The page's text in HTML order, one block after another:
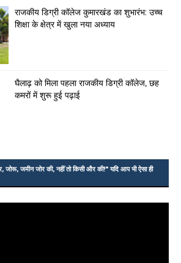
राजकीय डिग्री कॉलेज कुमारखंड का शुभारंभ: उच्च
शिक्षा के क्षेत्र में खुला नया अध्याय
घैलाढ़ को मिला पहला राजकीय डिग्री कॉलेज, छह
कमरों में शुरू हुई पढ़ाई
जमीन जोर की, नहीं तो किसी और की!" यदि आप भी ऐसा ही